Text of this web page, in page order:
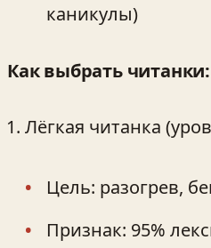
каникулы)
Как выбрать
Лёгкая читанка
Цель: разогрев,
Признак: 95%